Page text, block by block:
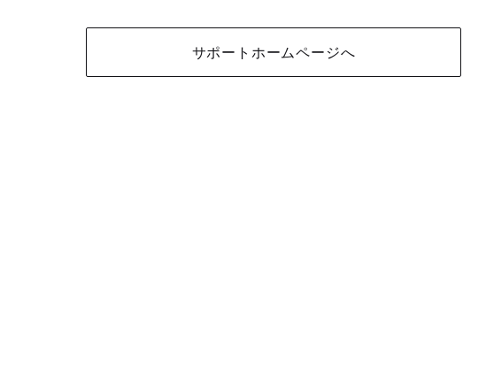
サポートホームページへ